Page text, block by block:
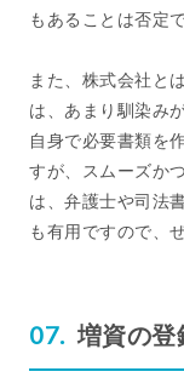
もあることは否定
また、株式会社と
は、あまり馴染み
自身で必要書類を
すが、スムーズか
は、弁護士や司法
も有用ですので、
増資の登